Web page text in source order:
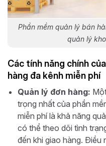
Phần mềm quản lý bán
quản lý
Các tính năng chính
hàng đa kênh miễn phí
Quản lý đơn hàng:
trọng nhất của phần
miễn phí là khả năng
có thể theo dõi tình
đến khi giao hàng. Điều